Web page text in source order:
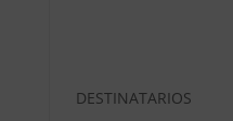
DESTINATARIOS